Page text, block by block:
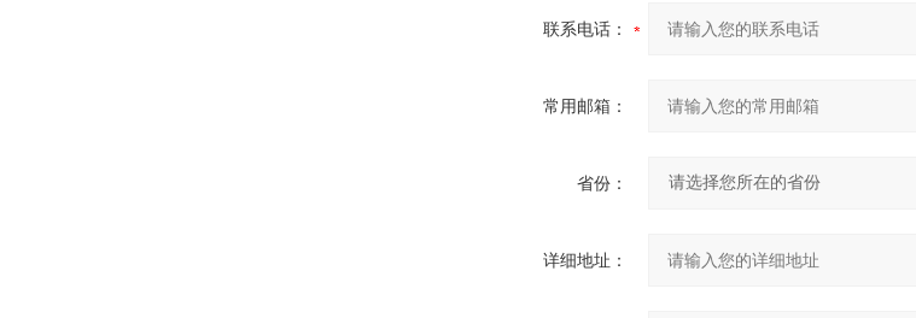
联系电话：
常用邮箱：
省份：
详细地址：